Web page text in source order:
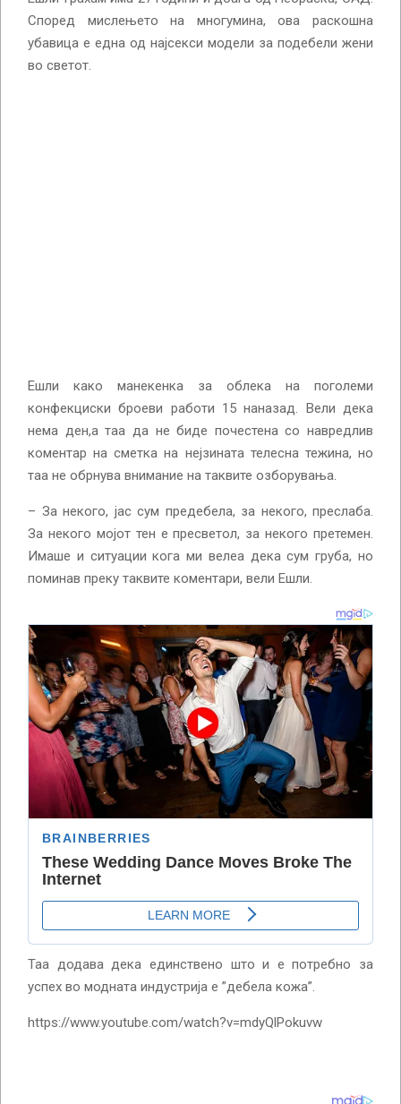
Според мислењето на многумина, ова раскошна
убавица е една од најсекси модели за подебели жени
во светот.
Ешли како манекенка за облека на поголеми
конфекциски броеви работи 15 наназад. Вели дека
нема ден,а таа да не биде почестена со навредлив
коментар на сметка на нејзината телесна тежина, но
таа не обрнува внимание на таквите озборувања.
– За некого, јас сум предебела, за некого, преслаба.
За некого мојот тен е пресветол, за некого претемен.
Имаше и ситуации кога ми велеа дека сум груба, но
поминав преку таквите коментари, вели Ешли.
Таа додава дека единствено што и е потребно за
успех во модната индустрија е ”дебела кожа”.
https://www.youtube.com/watch?v=mdyQlPokuvw